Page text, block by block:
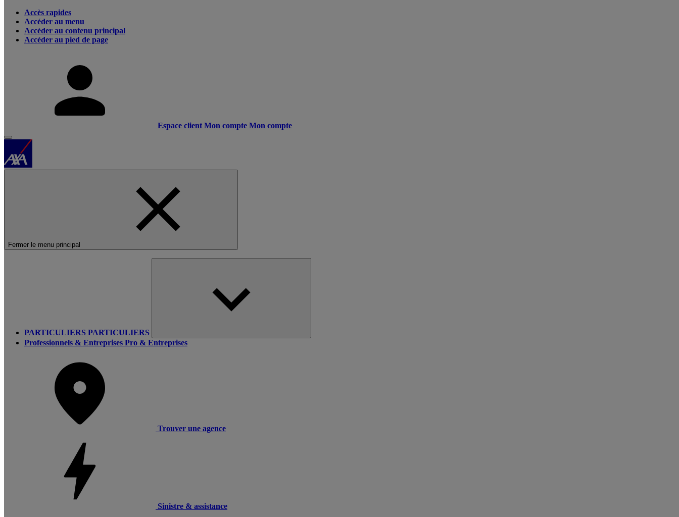
Accès rapides
Accéder au menu
Accéder au contenu principal
Accéder au pied de page
Espace client Mon compte Mon compte
Fermer le menu principal
PARTICULIERS PARTICULIERS
Professionnels & Entreprises Pro & Entreprises
Trouver une agence
Sinistre & assistance